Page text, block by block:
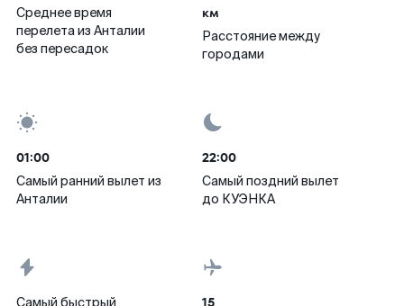
Среднее время
перелета из Анталии
без пересадок
км
Расстояние между
городами
01:00
Самый ранний вылет из
Анталии
22:00
Самый поздний вылет
до КУЭНКА
Самый быстрый
15